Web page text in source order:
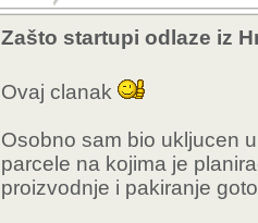
Zašto startupi odlaze iz
Ovaj clanak
Osobno sam bio ukljucen
parcele na kojima je
proizvodnje i pakiranje